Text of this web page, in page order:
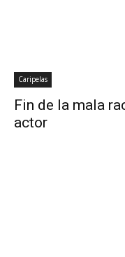
Caripelas
Fin de la mala
actor